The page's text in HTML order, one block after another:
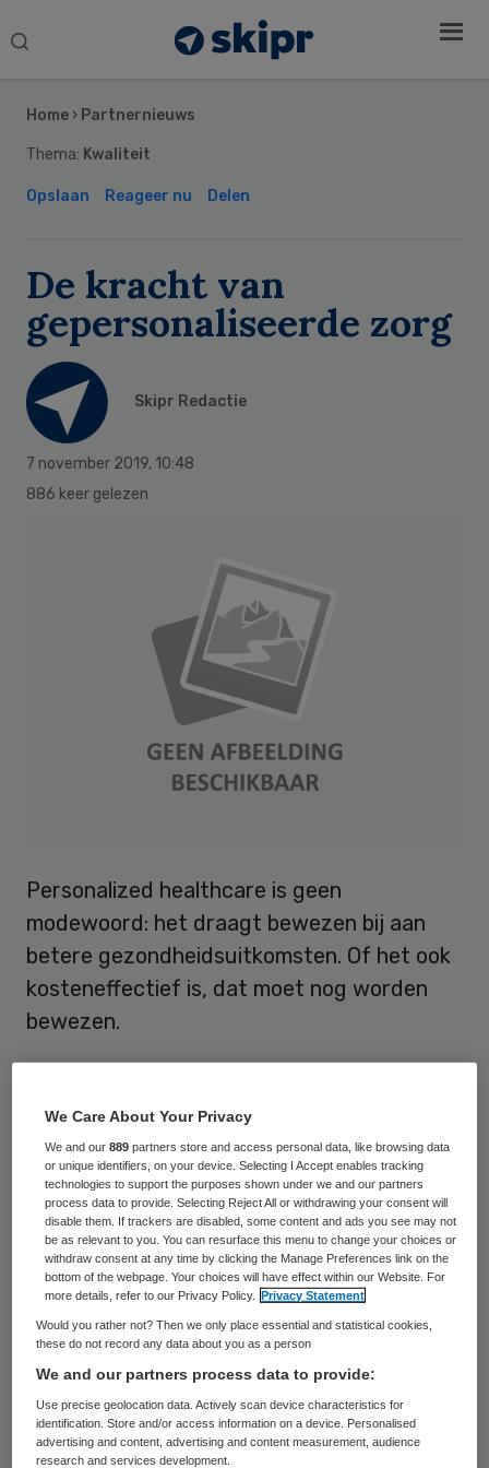
Search
Home › Partnernieuws
Thema: Kwaliteit
Opslaan Reageer nu Delen
De kracht van
gepersonaliseerde zorg
Skipr Redactie
7 november 2019, 10:48
886 keer gelezen
Personalized healthcare is geen
modewoord: het draagt bewezen bij aan
betere gezondheidsuitkomsten. Of het ook
kosteneffectief is, dat moet nog worden
bewezen.
luisteren geen goede dokter is, werd
vreemd aangekeken. Een dokter was vooral
een kundige dokter, zo was de heersende
opvatting. Dat beeld is inmiddels
achterhaald. Gezondheidszorg is niet meer
slechts een zaak van ‘er komt een patiënt
bij de dokter’. Het draait meer en meer om
gezondheid in plaats van de ziekte.
als logische keuze gezien: samenwerking
over de verschillende sectoren heen om
Sidebar
We Care About Your Privacy
We and our889 partners store and access personal data, like browsing data
or unique identifiers, on your device. Selecting I Accept enables tracking
technologies to support the purposes shown under we and our partners
process data to provide. Selecting Reject All or withdrawing your consent will
disable them. If trackers are disabled, some content and ads you see may not
be as relevant to you. You can resurface this menu to change your choices or
withdraw consent at any time by clicking the Manage Preferences link on the
bottom of the webpage. Your choices will have effect within our Website. For
more details, refer to our Privacy Policy.
Privacy Statement
Would you rather not? Then we only place essential and statistical cookies,
these do not record any data about you as a person
We and our partners process data to provide:
Use precise geolocation data. Actively scan device characteristics for
identification. Store and/or access information on a device. Personalised
advertising and content, advertising and content measurement, audience
research and services development.